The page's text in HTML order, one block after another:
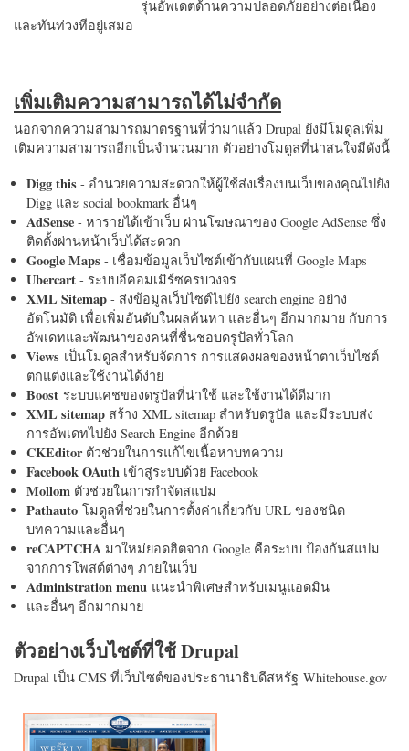
รุ่นอัพเดตด้านความปลอดภัยอย่างต่อเนื่อง
และทันท่วงทีอยู่เสมอ
เพิ่มเติมความสามารถได้ไม่จำกัด
นอกจากความสามารถมาตรฐานที่ว่ามาแล้ว Drupal ยังมีโมดูลเพิ่ม
เติมความสามารถอีกเป็นจำนวนมาก ตัวอย่างโมดูลที่น่าสนใจมีดังนี้
Digg this - อำนวยความสะดวกให้ผู้ใช้ส่งเรื่องบนเว็บของคุณไปยัง
Digg และ social bookmark อื่นๆ
AdSense - หารายได้เข้าเว็บ ผ่านโฆษณาของ Google AdSense ซึ่ง
ติดตั้งผ่านหน้าเว็บได้สะดวก
Google Maps - เชื่อมข้อมูลเว็บไซต์เข้ากับแผนที่ Google Maps
Ubercart - ระบบอีคอมเมิร์ซครบวงจร
XML Sitemap - ส่งข้อมูลเว็บไซต์ไปยัง search engine อย่าง
อัตโนมัติ เพื่อเพิ่มอันดับในผลค้นหา และอื่นๆ อีกมากมาย กับการ
อัพเดทและพัฒนาของคนที่ชื่นชอบดรูปัลทั่วโลก
Views เป็นโมดูลสำหรับจัดการ การแสดงผลของหน้าตาเว็บไซต์
ตกแต่งและใช้งานได้ง่าย
Boost ระบบแคชของดรูปัลที่น่าใช้ และใช้งานได้ดีมาก
XML sitemap สร้าง XML sitemap สำหรับดรูปัล และมีระบบส่ง
การอัพเดทไปยัง Search Engine อีกด้วย
CKEditorตัวช่วยในการแก้ไขเนื้อหาบทความ
Facebook OAuth เข้าสู่ระบบด้วย Facebook
Mollom ตัวช่วยในการกำจัดสแปม
Pathauto โมดูลที่ช่วยในการตั้งค่าเกี่ยวกับ URL ของชนิด
บทความและอื่นๆ
reCAPTCHA มาใหม่ยอดฮิตจาก Google คือระบบ ป้องกันสแปม
จากการโพสต์ต่างๆ ภายในเว็บ
Administration menu แนะนำพิเศษสำหรับเมนูแอดมิน
และอื่นๆ อีกมากมาย
ตัวอย่างเว็บไซต์ที่ใช้ Drupal
Drupal เป็น CMS ที่เว็บไซต์ของประธานาธิบดีสหรัฐ Whitehouse.gov